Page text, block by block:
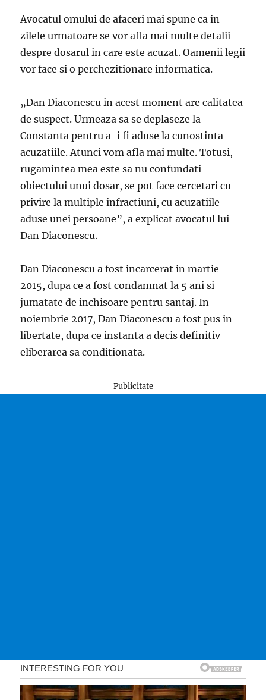
Avocatul omului de afaceri mai spune ca in
zilele urmatoare se vor afla mai multe detalii
despre dosarul in care este acuzat. Oamenii legii
vor face si o perchezitionare informatica.
„Dan Diaconescu in acest moment are calitatea
de suspect. Urmeaza sa se deplaseze la
Constanta pentru a-i fi aduse la cunostinta
acuzatiile. Atunci vom afla mai multe. Totusi,
rugamintea mea este sa nu confundati
obiectului unui dosar, se pot face cercetari cu
privire la multiple infractiuni, cu acuzatiile
aduse unei persoane”, a explicat avocatul lui
Dan Diaconescu.
Dan Diaconescu a fost incarcerat in martie
2015, dupa ce a fost condamnat la 5 ani si
jumatate de inchisoare pentru santaj. In
noiembrie 2017, Dan Diaconescu a fost pus in
libertate, dupa ce instanta a decis definitiv
eliberarea sa conditionata.
Publicitate